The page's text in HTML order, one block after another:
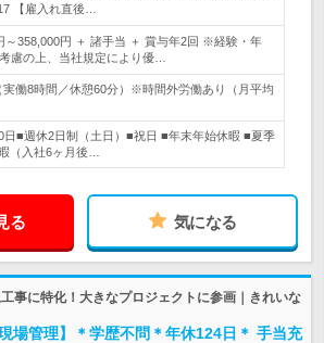
【雇入れ直後…
～358,000円 ＋ 諸手当 ＋ 賞与年2回 ※経験・年
慮の上、当社規定により優…
実働8時間／休憩60分）※時間外労働あり（月平均
日■週休2日制（土日）■祝日 ■年末年始休暇 ■夏季
（入社6ヶ月後…
る 気になる
事に特化！大きなプロジェクトに参画｜きれいな
場管理】＊学歴不問＊年休124日＊ 手当充